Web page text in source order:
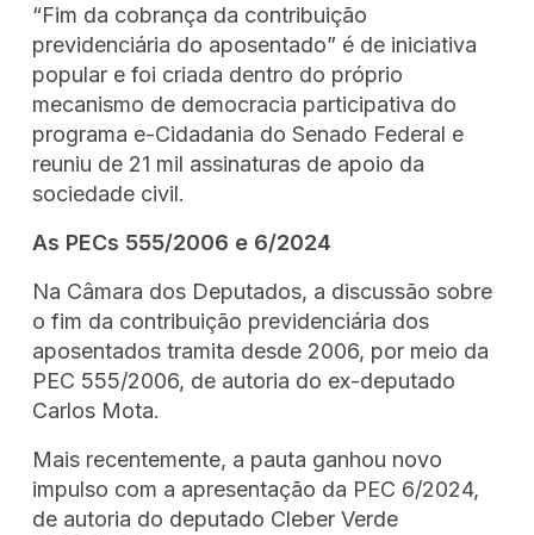
“Fim da cobrança da contribuição
previdenciária do aposentado” é de iniciativa
popular e foi criada dentro do próprio
mecanismo de democracia participativa do
programa e-Cidadania do Senado Federal e
reuniu de 21 mil assinaturas de apoio da
sociedade civil.
As PECs 555/2006 e 6/2024
Na Câmara dos Deputados, a discussão sobre
o fim da contribuição previdenciária dos
aposentados tramita desde 2006, por meio da
PEC 555/2006, de autoria do ex-deputado
Carlos Mota.
Mais recentemente, a pauta ganhou novo
impulso com a apresentação da PEC 6/2024,
de autoria do deputado Cleber Verde